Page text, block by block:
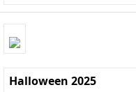
Halloween 2025